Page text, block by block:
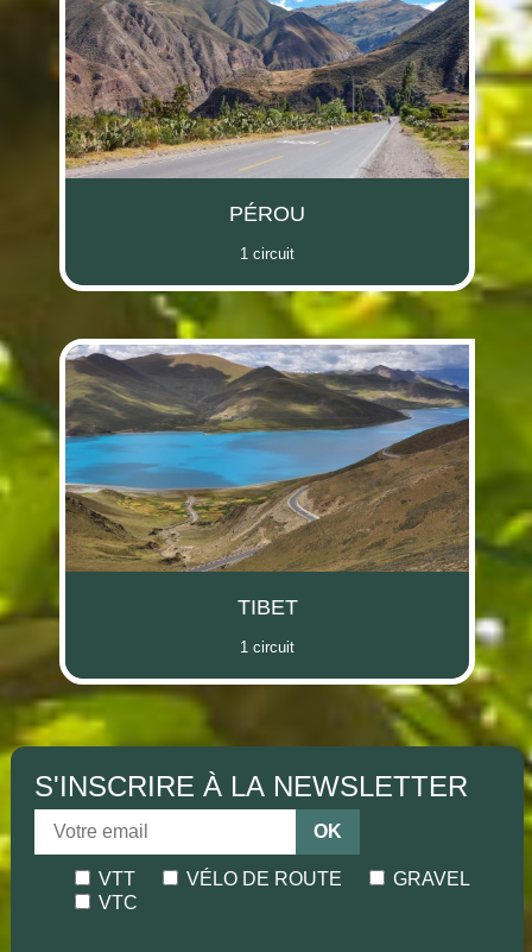
PÉROU
1 circuit
TIBET
1 circuit
S'INSCRIRE À LA NEWSLETTER
OK
VTT VÉLO DE ROUTE
GRAVEL
VTC